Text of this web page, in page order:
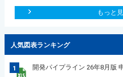
もっと
人気図表ランキング
1 開発パイプライン 26年8月版